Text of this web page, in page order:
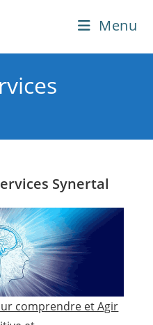
Menu
Synertal
comprendre et Agir